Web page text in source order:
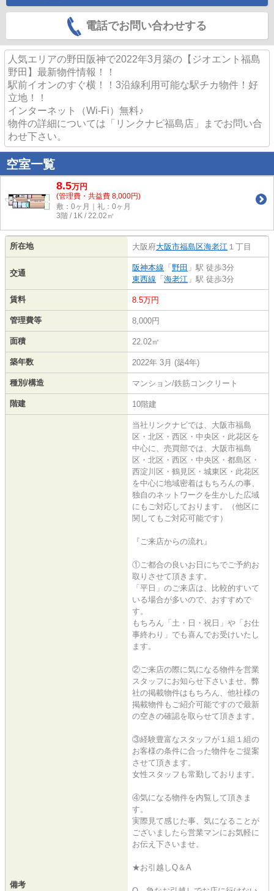
電話でお問い合わせする
人気エリアの野田阪神で2022年3月築の【ジオエント福島
野田】最新物件情報！！
駅前イオンのすぐ横！！3沿線利用可能な駅チカ物件！好
立地！！
インターネット（Wi-Fi）無料♪
物件の詳細については「リンクナビ福島店」までお問い合
わせ下さい。
空室一覧
8.5万円
(管理費・共益費 8,000円)
敷：0ヶ月｜礼：0ヶ月
3階 / 1K / 22.02㎡
所在地 大阪府大阪市福島区海老江 １丁目
交通
阪神本線 「 野田 」駅 徒歩3分
東西線 「 海老江 」駅 徒歩3分
賃料 8.5万円
管理費等 8,000円
面積 22.02㎡
築年数 2022年 3月 (築4年)
種別/構造 マンション/鉄筋コンクリート
階建 10階建
備考
当社リンクナビでは、大阪市福島
区・北区・西区・中央区・此花区を
中心に、売買部では、大阪市福島
区・北区・西区・中央区・都島区・
西淀川区・鶴見区・城東区・此花区
を中心に地域密着はもちろんの事、
独自のネットワークを生かした広域
にもご対応しております。（他区に
関してもご対応可能です）
『ご来店からの流れ』
①ご都合の良いお日にちでご予約お
取りさせて頂きます。
「平日」のご来店は、比較的すいて
いる場合が多いので、おすすめで
す。
もちろん「土・日・祝日」や「お仕
事終わり」でも喜んでお受けいたし
ます。
②ご来店の際に気になる物件を営業
スタッフにお知らせ下さいませ。弊
社の掲載物件はもちろん、他社様の
掲載物件もご紹介可能ですので最新
の空きの確認を取らせて頂きます。
③経験豊富なスタッフが１組１組の
お客様の条件に合った物件をご提案
させて頂きます。
女性スタッフも常勤しております。
④気になる物件を内覧して頂きま
す。
実際見て感じた事、気になることが
ございましたら営業マンにお気軽に
お伝え下さいませ。
★お引越しQ＆A